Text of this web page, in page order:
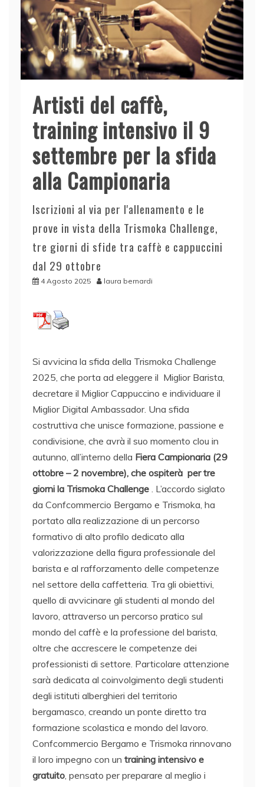
Artisti del caffè,
training intensivo il 9
settembre per la sfida
alla Campionaria
Iscrizioni al via per l'allenamento e le
prove in vista della Trismoka Challenge,
tre giorni di sfide tra caffè e cappuccini
dal 29 ottobre
4 Agosto 2025 laura bernardi
Si avvicina la sfida della Trismoka Challenge
2025, che porta ad eleggere il Miglior Barista,
decretare il Miglior Cappuccino e individuare il
Miglior Digital Ambassador. Una sfida
costruttiva che unisce formazione, passione e
condivisione, che avrà il suo momento clou in
autunno, all’interno della Fiera Campionaria (29
ottobre – 2 novembre), che ospiterà per tre
giorni la Trismoka Challenge . L’accordo siglato
da Confcommercio Bergamo e Trismoka, ha
portato alla realizzazione di un percorso
formativo di alto profilo dedicato alla
valorizzazione della figura professionale del
barista e al rafforzamento delle competenze
nel settore della caffetteria. Tra gli obiettivi,
quello di avvicinare gli studenti al mondo del
lavoro, attraverso un percorso pratico sul
mondo del caffè e la professione del barista,
oltre che accrescere le competenze dei
professionisti di settore. Particolare attenzione
sarà dedicata al coinvolgimento degli studenti
degli istituti alberghieri del territorio
bergamasco, creando un ponte diretto tra
formazione scolastica e mondo del lavoro.
Confcommercio Bergamo e Trismoka rinnovano
il loro impegno con un training intensivo e
gratuito , pensato per preparare al meglio i